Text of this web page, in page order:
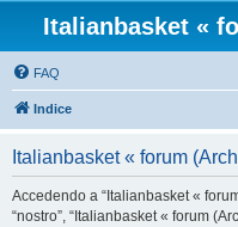
Italianbasket «
FAQ
Indice
Italianbasket « forum
Accedendo a “Italianbasket «
“nostro”, “Italianbasket « forum